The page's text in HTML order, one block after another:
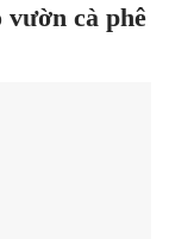
vườn cà phê